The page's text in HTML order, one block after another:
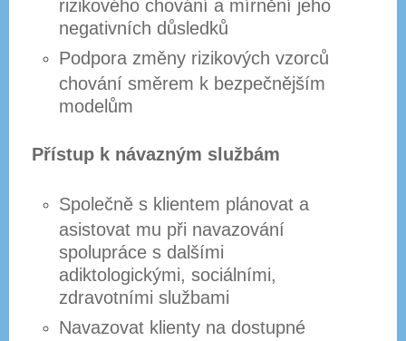
rizikového chování a mírnění jeho
negativních důsledků
Podpora změny rizikových vzorců
chování směrem k bezpečnějším
modelům
Přístup k návazným službám
Společně s klientem plánovat a
asistovat mu při navazování
spolupráce s dalšími
adiktologickými, sociálními,
zdravotními službami
Navazovat klienty na dostupné